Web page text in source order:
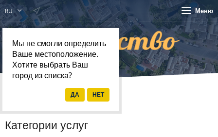
RU
Мы не смогли определить
Ваше местоположение.
Хотите выбрать Ваш
город из списка?
Меню
Категории услуг